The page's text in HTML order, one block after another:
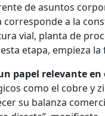
de asuntos
corresponde a la
vial, planta de
etapa, empieza
papel relevante
como el cobre y
su balanza